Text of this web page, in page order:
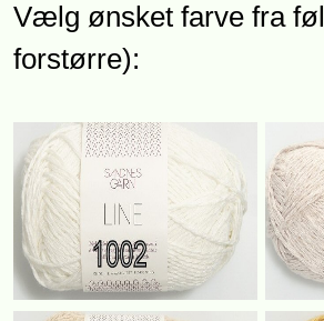
Vælg ønsket farve fra
forstørre):